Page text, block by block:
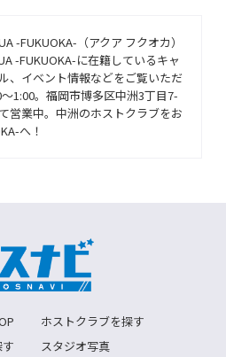
-FUKUOKA-（アクア フクオカ）
-FUKUOKA-に在籍しているキャ
、イベント情報などをご覧いただ
1:00。福岡市博多区中洲3丁目7-
営業中。中洲のホストクラブをお
へ！
ホストクラブを探す
スタジオ写真